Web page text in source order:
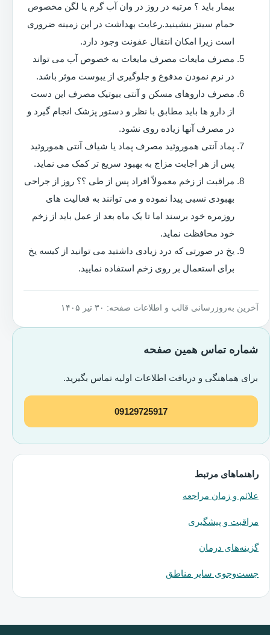
بیمار باید ؟ مرتبه در روز در وان آب گرم یا لگن مخصوص
حمام سیتز بنشینید.رعایت بهداشت در این زمینه ضروری
است زیرا امکان انتقال عفونت وجود دارد.
مصرف مایعات مصرف مایعات به خصوص آب می تواند
در نرم نمودن مدفوع و جلوگیری از یبوست موثر باشد.
مصرف داروهای مسکن و آنتی بیوتیک مصرف این دست
از دارو ها باید مطابق با نظر و دستور پزشک انجام گیرد و
در مصرف آنها زیاده روی نشود.
پماد آنتی هموروئید مصرف پماد یا شیاف آنتی هموروئید
پس از هر اجابت مزاج به بهبود سریع تر کمک می نماید.
مراقبت از زخم معمولاً افراد پس از طی ؟؟ روز از جراحی
بهبودی نسبی پیدا نموده و می توانند به فعالیت های
روزمره خود برسند اما تا یک ماه بعد از عمل باید از زخم
خود محافظت نماید.
یخ در صورتی که درد زیادی داشتید می توانید از کیسه یخ
برای استعمال بر روی زخم استفاده نمایید.
آخرین به‌روزرسانی قالب و اطلاعات صفحه: ۳۰ تیر ۱۴۰۵
شماره تماس همین صفحه
برای هماهنگی و دریافت اطلاعات اولیه تماس بگیرید.
09129725917
راهنماهای مرتبط
علائم و زمان مراجعه
مراقبت و پیشگیری
گزینه‌های درمان
جست‌وجوی سایر مناطق